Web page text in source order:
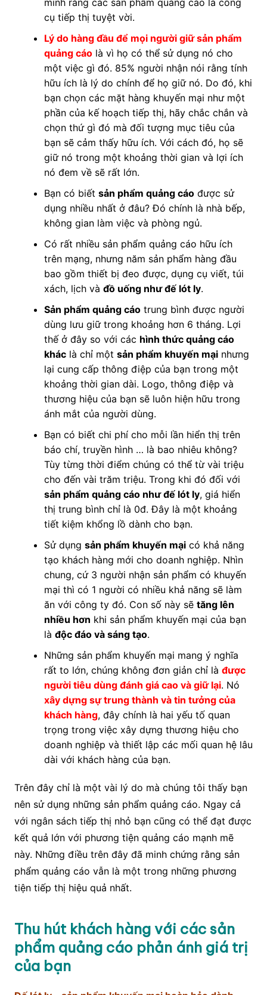
cụ tiếp thị tuyệt vời.
Lý do hàng đầu để mọi người giữ sản phẩm
quảng cáolà vì họ có thể sử dụng nó cho
một việc gì đó. 85% người nhận nói rằng tính
hữu ích là lý do chính để họ giữ nó. Do đó, khi
bạn chọn các mặt hàng khuyến mại như một
phần của kế hoạch tiếp thị, hãy chắc chắn và
chọn thứ gì đó mà đối tượng mục tiêu của
bạn sẽ cảm thấy hữu ích. Với cách đó, họ sẽ
giữ nó trong một khoảng thời gian và lợi ích
nó đem về sẽ rất lớn.
Bạn có biết sản phẩm quảng cáođược sử
dụng nhiều nhất ở đâu? Đó chính là nhà bếp,
không gian làm việc và phòng ngủ.
Có rất nhiều sản phẩm quảng cáo hữu ích
trên mạng, nhưng năm sản phẩm hàng đầu
bao gồm thiết bị đeo được, dụng cụ viết, túi
xách, lịch và đồ uống như đế lót ly.
Sản phẩm quảng cáotrung bình được người
dùng lưu giữ trong khoảng hơn 6 tháng. Lợi
thế ở đây so với các hình thức quảng cáo
kháclà chỉ một sản phẩm khuyến mạinhưng
lại cung cấp thông điệp của bạn trong một
khoảng thời gian dài. Logo, thông điệp và
thương hiệu của bạn sẽ luôn hiện hữu trong
ánh mắt của người dùng.
Bạn có biết chi phí cho mỗi lần hiển thị trên
báo chí, truyền hình … là bao nhiêu không?
Tùy từng thời điểm chúng có thể từ vài triệu
cho đến vài trăm triệu. Trong khi đó đối với
sản phẩm quảng cáo như đế lót ly, giá hiển
thị trung bình chỉ là 0đ. Đây là một khoảng
tiết kiệm khổng lồ dành cho bạn.
Sử dụng sản phẩm khuyến mạicó khả năng
tạo khách hàng mới cho doanh nghiệp. Nhìn
chung, cứ 3 người nhận sản phẩm có khuyến
mại thì có 1 người có nhiều khả năng sẽ làm
ăn với công ty đó. Con số này sẽ tăng lên
nhiều hơn khi sản phẩm khuyến mại của bạn
là độc đáo và sáng tạo.
Những sản phẩm khuyến mại mang ý nghĩa
rất to lớn, chúng không đơn giản chỉ là được
người tiêu dùng đánh giá cao và giữ lại. Nó
xây dựng sự trung thành và tin tưởng của
khách hàng, đây chính là hai yếu tố quan
trọng trong việc xây dựng thương hiệu cho
doanh nghiệp và thiết lập các mối quan hệ lâu
dài với khách hàng của bạn.
Trên đây chỉ là một vài lý do mà chúng tôi thấy bạn
nên sử dụng những sản phẩm quảng cáo. Ngay cả
với ngân sách tiếp thị nhỏ bạn cũng có thể đạt được
kết quả lớn với phương tiện quảng cáo mạnh mẽ
này. Những điều trên đây đã minh chứng rằng sản
phẩm quảng cáo vẫn là một trong những phương
tiện tiếp thị hiệu quả nhất.
Thu hút khách hàng với các sản
phẩm quảng cáo phản ánh giá trị
của bạn